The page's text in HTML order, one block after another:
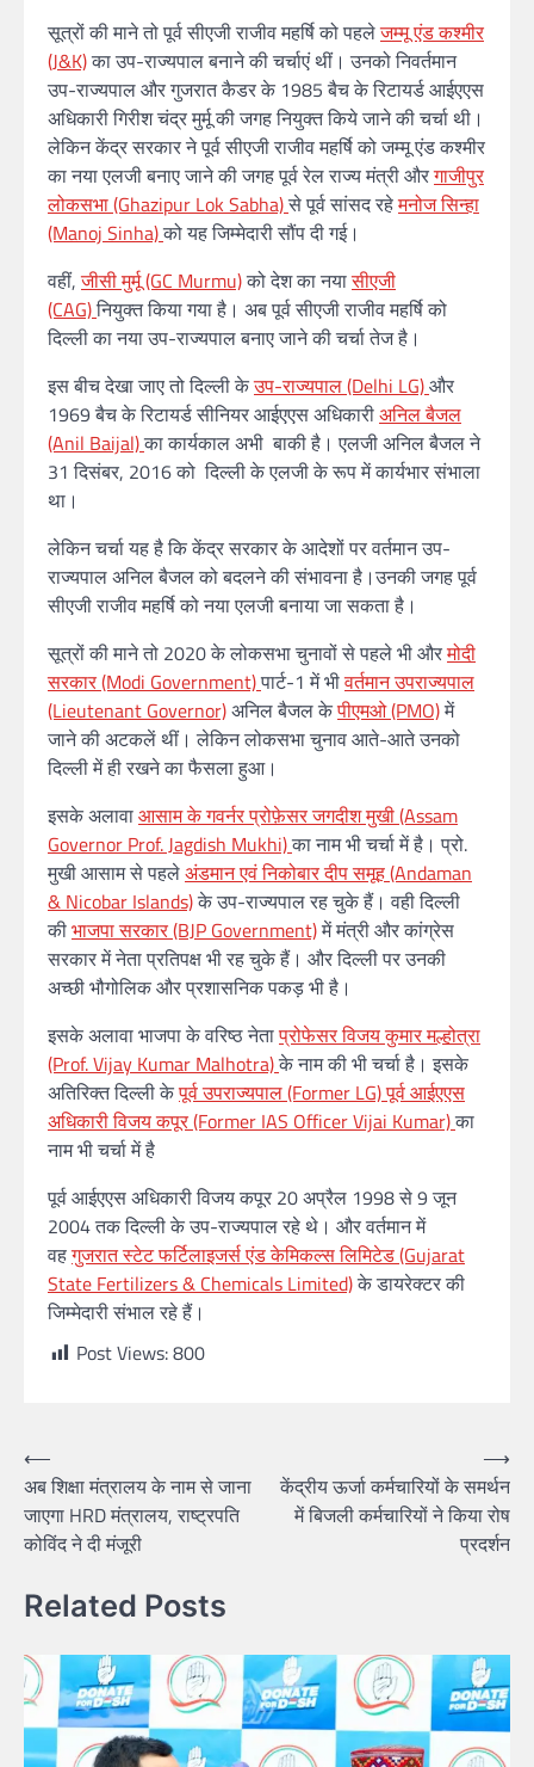
सूत्रों की माने तो पूर्व सीएजी राजीव महर्षि को पहलेजम्मू एंड कश्मीर
(J&K)का उप-राज्यपाल ब‍‍नाने की ‍‍चर्चाएं थीं। उनको निवर्तमान
उप-राज्यपाल और गुजरात कैडर के 1985 बैच के ‍रिटाय‍‍र्ड आईएएस
अधिकारी गिरीश चंद्र मुर्मू की जगह नियुक्त किये जाने की चर्चा थी।
लेकिन केंद्र सरकार ने पूर्व सीएजी राजीव महर्षि को जम्मू एंड कश्मीर
का नया एलजी बनाए जाने की जगह पूर्व रेल राज्य मंत्री औरगाजीपुर
लोकसभा (Ghazipur Lok Sabha)से पूर्व सांसद रहेमनोज सिन्हा
(Manoj Sinha)को यह जिम्मेदारी सौंप दी गई।
वहीं,जीसी मुर्मू (GC Murmu)को देश का नयासीएजी
(CAG)नियुक्त किया गया है। अब पूर्व सीएजी राजीव महर्षि को
दिल्ली का नया उप-राज्यपाल बनाए जाने की चर्चा तेज है।
इस बीच देखा जाए तो दिल्ली केउप-राज्यपाल (Delhi LG)और
1969 बैच के रिटायर्ड सीनियर आईएएस अधिकारीअनिल बैजल
(Anil Baijal)का कार्यकाल अभी बाकी है। एलजी अनिल बैजल ने
31 दिसंबर, 2016 को दिल्ली के एलजी के रूप में कार्यभार संभाला
था।
लेकिन च‍‍र्चा यह है कि केंद्र सरकार के आदेशों पर वर्तमान उप-
राज्यपाल अनिल बैजल को बदलने की संभावना है।उनकी जगह पूर्व
सीएजी राजीव महर्षि को नया एलजी बनाया जा सकता है।
सूत्रों की माने तो 2020 के लोकसभा चुनावों से पहले भी औरमोदी
सरकार (Modi Government)पार्ट-1 में भीवर्तमान उपराज्यपाल
(Lieutenant Governor)अनिल बैजल केपीएमओ (PMO)में
जाने की अटकलें थीं। लेकिन लोकसभा चुनाव आते-आते उनको
दिल्ली में ही रखने का फैसला हुआ।
इसके अलावाआसाम के गवर्नर प्रोफ़ेसर जगदीश मुखी (Assam
Governor Prof. Jagdish Mukhi)का नाम भी चर्चा में है। प्रो.
मुखी आसाम से पहलेअंडमान एवं निकोबार दीप समूह (Andaman
& Nicobar Islands)के उप-राज्यपाल रह चुके हैं। वही दिल्ली
कीभाजपा सरकार (BJP Government)में मंत्री और कांग्रेस
सरकार में नेता प्रतिपक्ष भी रह चुके हैं। और दिल्ली पर उनकी
अच्छी भौगोलिक और प्रशासनिक पकड़ भी है।
इसके अलावा भाजपा के वरिष्ठ नेताप्रोफेसर विजय कुमार मल्होत्रा
(Prof. Vijay Kumar Malhotra)के नाम की भी चर्चा है। इसके
अतिरिक्त दिल्ली केपूर्व उपराज्यपाल (Former LG)पूर्व आईएएस
अधिकारी विजय कपूर (Former IAS Officer Vijai Kumar)का
नाम भी चर्चा में है
पूर्व आईएएस अधिकारी विजय कपूर 20 अप्रैल 1998 से 9 जून
2004 तक दिल्ली के उप-राज्यपाल रहे थे। और वर्तमान में
वहगुजरात स्टेट फर्टिलाइजर्स एंड केमिकल्स लिमिटेड (Gujarat
State Fertilizers & Chemicals Limited)के डायरेक्टर की
जिम्मेदारी संभाल रहे हैं।
Post Views:800
⟵
अब शिक्षा मंत्रालय के नाम से जाना
जाएगा HRD मंत्रालय, राष्ट्रपति
कोविंद ने दी मंजूरी
केंद्रीय ऊर्जा कर्मचारियों के समर्थन
में बिजली कर्मचारियों ने किया रोष
प्रदर्शन
⟶
Related Posts